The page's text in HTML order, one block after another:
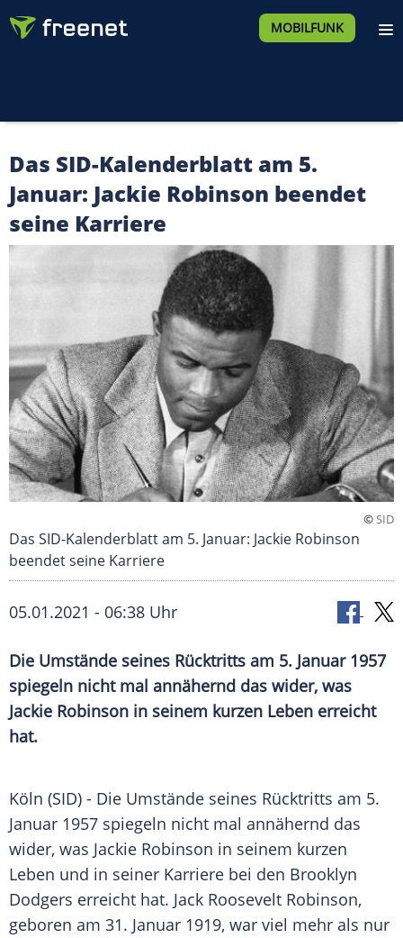
MOBILFUNK
Das SID-Kalenderblatt am 5.
Januar: Jackie Robinson beendet
seine Karriere
©SID
Das SID-Kalenderblatt am 5. Januar: Jackie Robinson
beendet seine Karriere
05.01.2021 - 06:38 Uhr
Die Umstände seines Rücktritts am 5. Januar 1957
spiegeln nicht mal annähernd das wider, was
Jackie Robinson in seinem kurzen Leben erreicht
hat.
Köln (SID) - Die Umstände seines Rücktritts am 5.
Januar 1957 spiegeln nicht mal annähernd das
wider, was Jackie Robinson in seinem kurzen
Leben und in seiner Karriere bei den Brooklyn
Dodgers erreicht hat. Jack Roosevelt Robinson,
geboren am 31. Januar 1919, war viel mehr als nur